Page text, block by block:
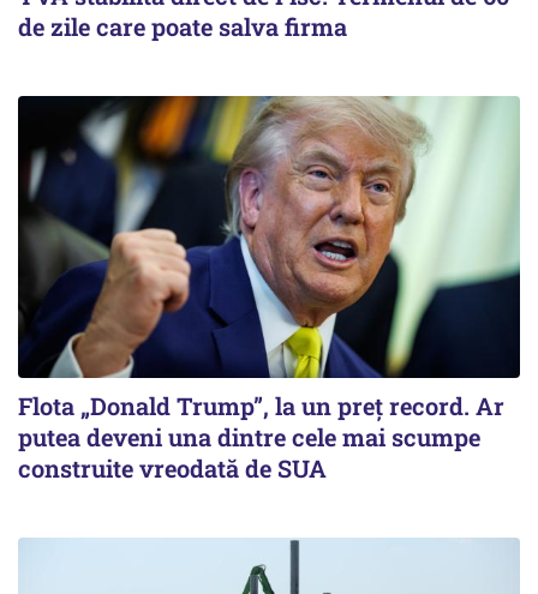
de zile care poate salva firma
Flota „Donald Trump”, la un preț record. Ar
putea deveni una dintre cele mai scumpe
construite vreodată de SUA